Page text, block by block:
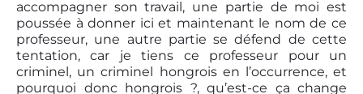
accompagner son travail, une partie de moi est
poussée à donner ici et maintenant le nom de ce
professeur, une autre partie se défend de cette
tentation, car je tiens ce professeur pour un
criminel, un criminel hongrois en l’occurrence, et
pourquoi donc hongrois ?, qu’est-ce ça change